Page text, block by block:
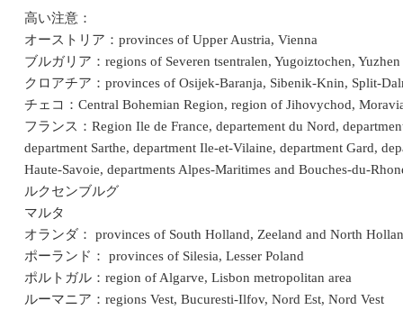
高い注意：
オーストリア：provinces of Upper Austria, Vienna
ブルガリア：regions of Severen tsentralen, Yugoiztochen, Yuzhen
クロアチア：provinces of Osijek-Baranja, Sibenik-Knin, Split-
チェコ：Central Bohemian Region, region of Jihovychod,
フランス：Region Ile de France, departement du Nord,
department Sarthe, department Ile-et-Vilaine, department Gard,
Haute-Savoie, departments Alpes-Maritimes and Bouches-du-
ルクセンブルグ
マルタ
オランダ： provinces of South Holland, Zeeland and North
ポーランド： provinces of Silesia, Lesser Poland
ポルトガル：region of Algarve, Lisbon metropolitan area
ルーマニア：regions Vest, Bucuresti-Ilfov, Nord Est, Nord Vest